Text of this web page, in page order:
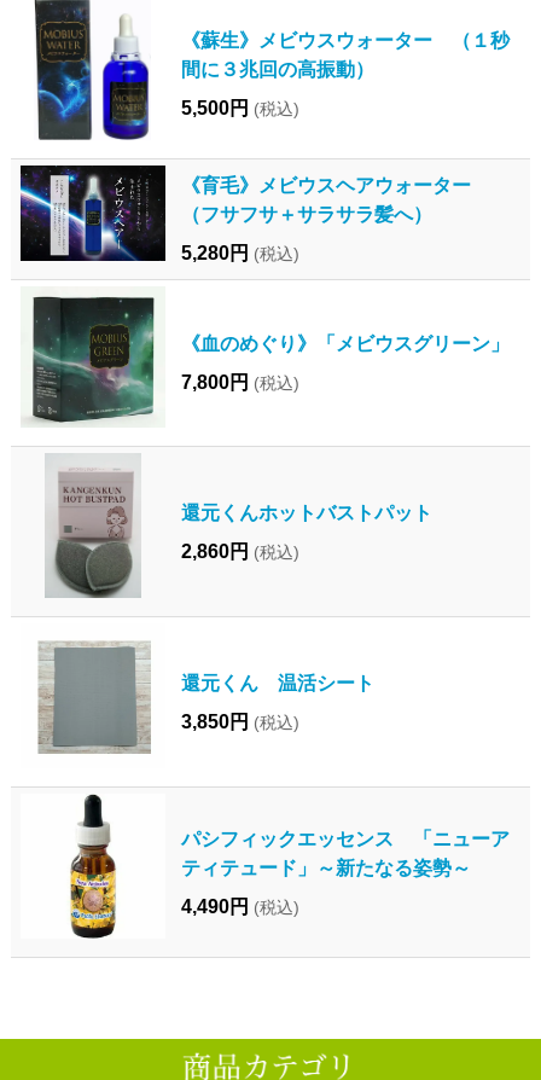
《蘇生》メビウスウォーター （１秒
間に３兆回の高振動）
5,500円 (税込)
《育毛》メビウスヘアウォーター
（フサフサ＋サラサラ髪へ）
5,280円 (税込)
《血のめぐり》「メビウスグリーン」
7,800円 (税込)
還元くんホットバストパット
2,860円 (税込)
還元くん 温活シート
3,850円 (税込)
パシフィックエッセンス 「ニューア
ティテュード」～新たなる姿勢～
4,490円 (税込)